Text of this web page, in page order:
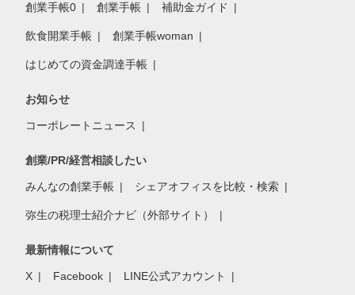
創業手帳0 創業手帳 補助金ガイド
飲食開業手帳 創業手帳woman
はじめての資金調達手帳
お知らせ
コーポレートニュース
創業/PR/経営相談したい
みんなの創業手帳 シェアオフィスを比較・検索
弥生の税理士紹介ナビ（外部サイト）
最新情報について
X Facebook LINE公式アカウント